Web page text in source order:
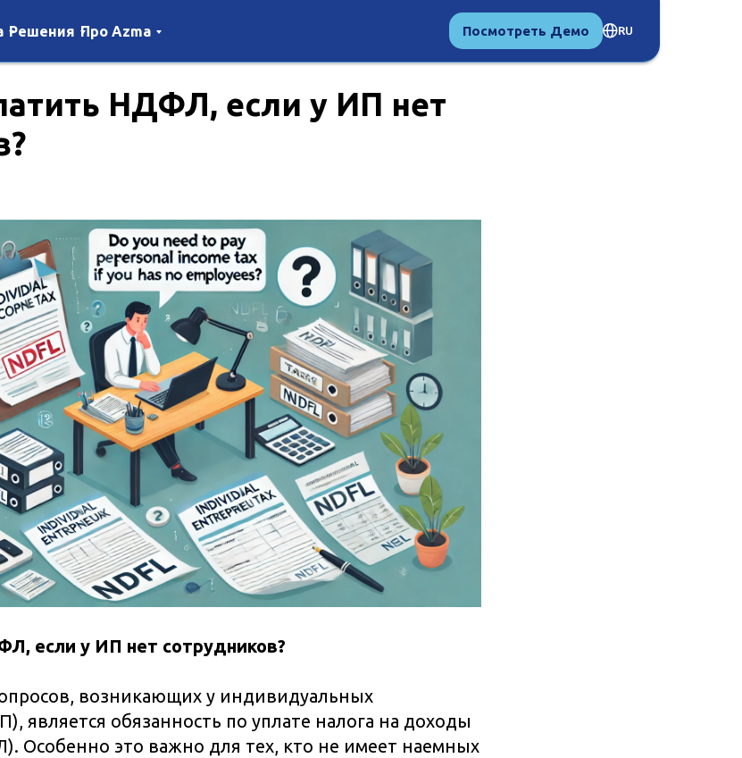
Решения Про Azma Посмотреть Демо RU
НДФЛ, если у ИП нет
если у ИП нет сотрудников?
возникающих у индивидуальных
является обязанность по уплате налога на доходы
Особенно это важно для тех, кто не имеет наемных